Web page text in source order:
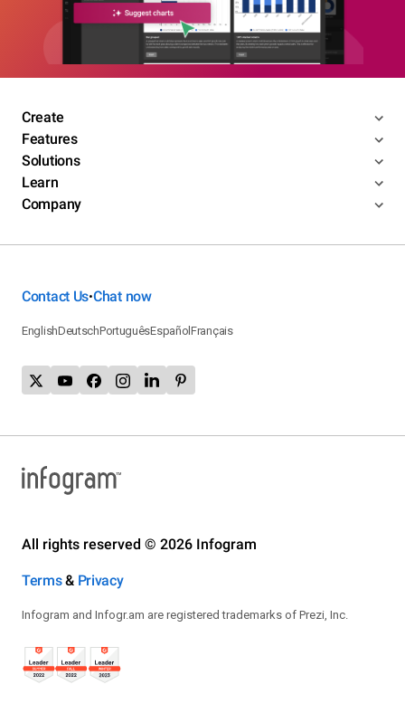
Create
Features
Solutions
Learn
Company
Contact Us•Chat now
EnglishDeutschPortuguêsEspañolFrançais
All rights reserved © 2026 Infogram
Terms& Privacy
Infogram and Infogr.am are registered trademarks of Prezi, Inc.